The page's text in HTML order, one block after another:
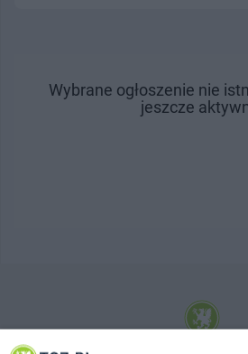
Wybrane ogłoszenie nie
jeszcze
© 2001-2026 Tczew - TCZ.PL Sp. z o.o.